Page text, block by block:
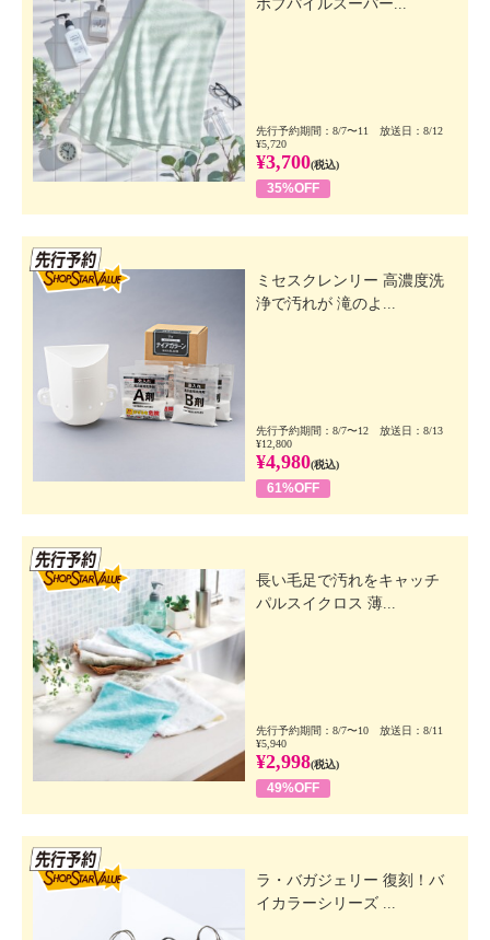
ボブパイルスーパー...
先行予約期間：8/7〜11 放送日：8/12
¥5,720
¥3,700(税込)
35%OFF
ミセスクレンリー 高濃度洗
浄で汚れが 滝のよ...
先行予約期間：8/7〜12 放送日：8/13
¥12,800
¥4,980(税込)
61%OFF
長い毛足で汚れをキャッチ
パルスイクロス 薄...
先行予約期間：8/7〜10 放送日：8/11
¥5,940
¥2,998(税込)
49%OFF
ラ・バガジェリー 復刻！バ
イカラーシリーズ ...